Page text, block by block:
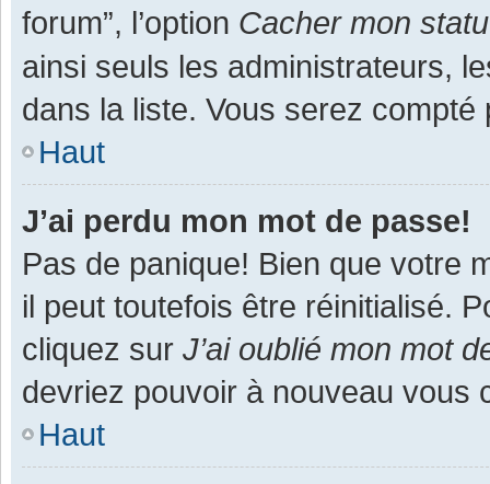
forum”, l’option Cacher mon
ainsi seuls les administrateurs,
dans la liste. Vous serez
Haut
J’ai perdu mon mot de passe!
Pas de panique! Bien que votre
il peut toutefois être réinitialisé.
cliquez sur J’ai oublié mon mot
devriez pouvoir à nouveau vous
Haut